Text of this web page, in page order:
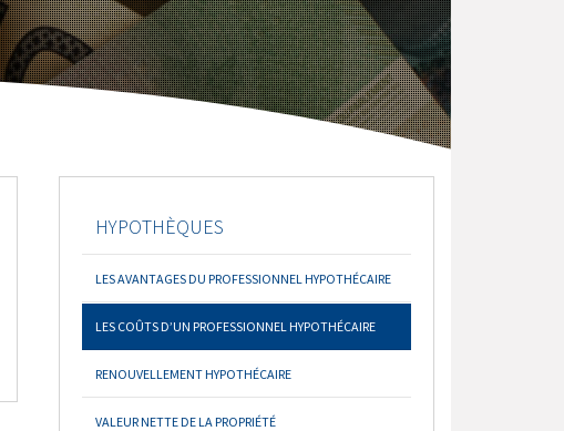
HYPOTHÈQUES
LES AVANTAGES DU PROFESSIONNEL HYPOTHÉCAIRE
LES COÛTS D’UN PROFESSIONNEL HYPOTHÉCAIRE
RENOUVELLEMENT HYPOTHÉCAIRE
VALEUR NETTE DE LA PROPRIÉTÉ